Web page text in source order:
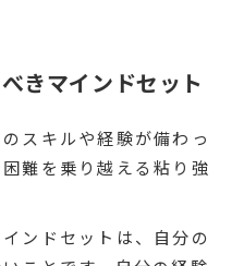
きマインドセット
スキルや経験が備わっ
難を乗り越える粘り強
ンドセットは、自分の